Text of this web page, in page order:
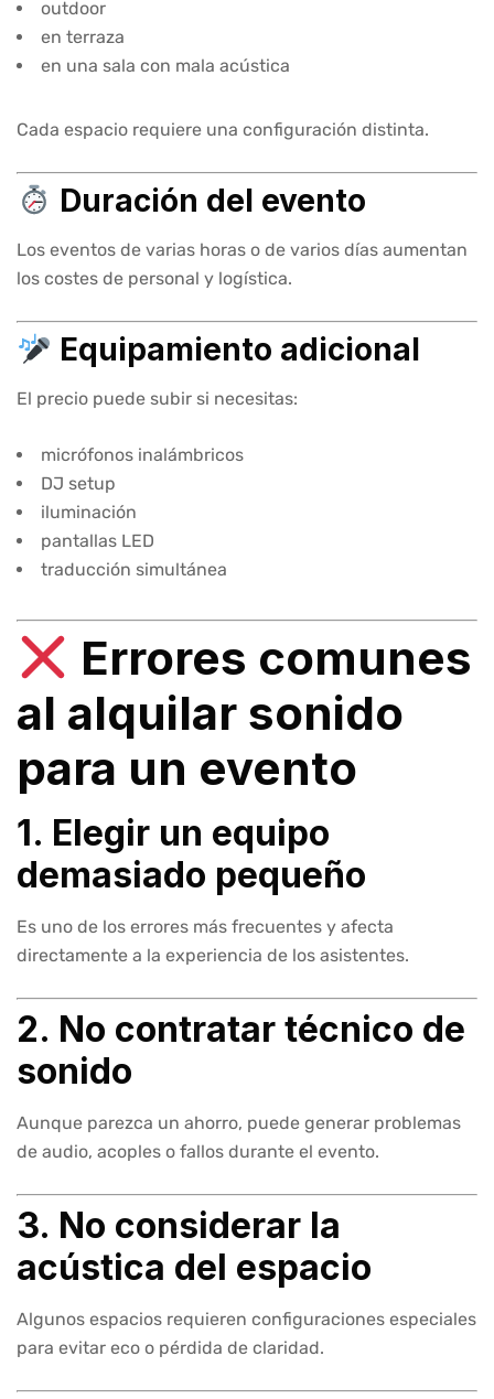
outdoor
en terraza
en una sala con mala acústica
Cada espacio requiere una configuración distinta.
Duración del evento
Los eventos de varias horas o de varios días aumentan
los costes de personal y logística.
Equipamiento adicional
El precio puede subir si necesitas:
micrófonos inalámbricos
DJ setup
iluminación
pantallas LED
traducción simultánea
Errores comunes
al alquilar sonido
para un evento
1. Elegir un equipo
demasiado pequeño
Es uno de los errores más frecuentes y afecta
directamente a la experiencia de los asistentes.
2. No contratar técnico de
sonido
Aunque parezca un ahorro, puede generar problemas
de audio, acoples o fallos durante el evento.
3. No considerar la
acústica del espacio
Algunos espacios requieren configuraciones especiales
para evitar eco o pérdida de claridad.